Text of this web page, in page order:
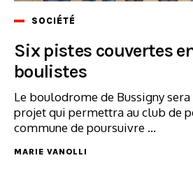
SOCIÉTÉ
Six pistes couvertes
boulistes
Le boulodrome de Bussigny
projet qui permettra au club de
commune de poursuivre ...
MARIE VANOLLI